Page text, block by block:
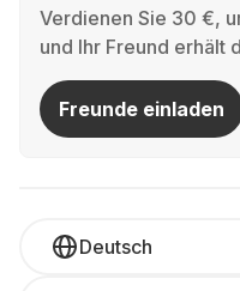
Verdienen Sie 30 €,
und Ihr Freund erhält
Freunde einladen
Deutsch